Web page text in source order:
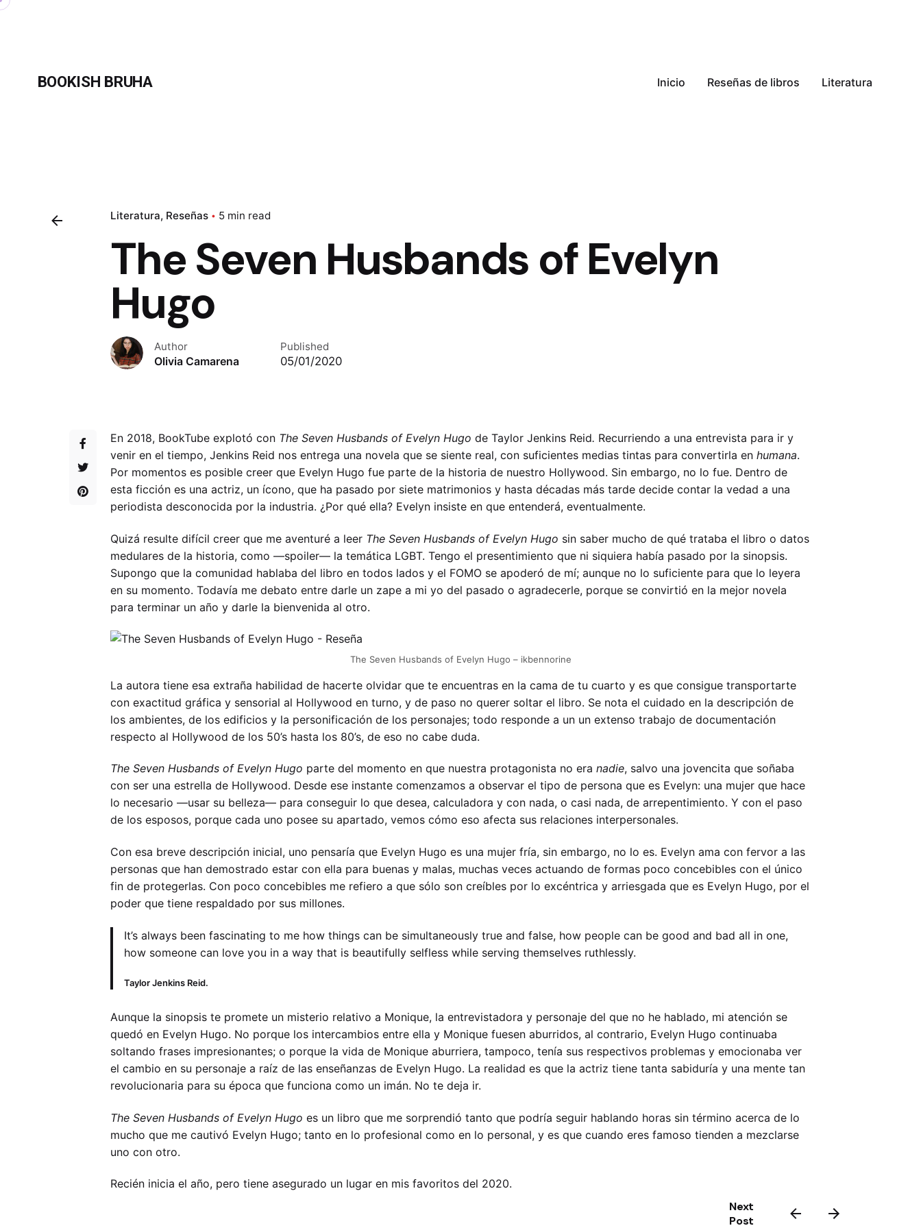
Skip
BOOKISH BRUHA Inicio Reseñas de libros Literatura
Literatura Reseñas 5 min read
The Seven Husbands of Evelyn
Hugo
Author
Olivia Camarena
Published
05/01/2020
En 2018, BookTube explotó con The Seven Husbands of Evelyn Hugode Taylor Jenkins Reid. Recurriendo a una entrevista para ir y
venir en el tiempo, Jenkins Reid nos entrega una novela que se siente real, con suficientes medias tintas para convertirla enhumana.
Por momentos es posible creer que Evelyn Hugo fue parte de la historia de nuestro Hollywood. Sin embargo, no lo fue. Dentro de
esta ficción es una actriz, un ícono, que ha pasado por siete matrimonios y hasta décadas más tarde decide contar la vedad a una
periodista desconocida por la industria. ¿Por qué ella? Evelyn insiste en que entenderá, eventualmente.
Quizá resulte difícil creer que me aventuré a leer The Seven Husbands of Evelyn Hugo sin saber mucho de qué trataba el libro o datos
medulares de la historia, como —spoiler— la temática LGBT. Tengo el presentimiento que ni siquiera había pasado por la sinopsis.
Supongo que la comunidad hablaba del libro en todos lados y el FOMO se apoderó de mí; aunque no lo suficiente para que lo leyera
en su momento. Todavía me debato entre darle un zape a mi yo del pasado o agradecerle, porque se convirtió en la mejor novela
para terminar un año y darle la bienvenida al otro.
The Seven Husbands of Evelyn Hugo – ikbennorine
La autora tiene esa extraña habilidad de hacerte olvidar que te encuentras en la cama de tu cuarto y es que consigue transportarte
con exactitud gráfica y sensorial al Hollywood en turno, y de paso no querer soltar el libro. Se nota el cuidado en la descripción de
los ambientes, de los edificios y la personificación de los personajes; todo responde a un un extenso trabajo de documentación
respecto al Hollywood de los 50’s hasta los 80’s, de eso no cabe duda.
The Seven Husbands of Evelyn Hugo parte del momento en que nuestra protagonista no eranadie, salvo una jovencita que soñaba
con ser una estrella de Hollywood. Desde ese instante comenzamos a observar el tipo de persona que es Evelyn: una mujer que hace
lo necesario —usar su belleza— para conseguir lo que desea, calculadora y con nada, o casi nada, de arrepentimiento. Y con el paso
de los esposos, porque cada uno posee su apartado, vemos cómo eso afecta sus relaciones interpersonales.
Con esa breve descripción inicial, uno pensaría que Evelyn Hugo es una mujer fría, sin embargo, no lo es. Evelyn ama con fervor a las
personas que han demostrado estar con ella para buenas y malas, muchas veces actuando de formas poco concebibles con el único
fin de protegerlas. Con poco concebibles me refiero a que sólo son creíbles por lo excéntrica y arriesgada que es Evelyn Hugo, por el
poder que tiene respaldado por sus millones.
It’s always been fascinating to me how things can be simultaneously true and false, how people can be good and bad all in one,
how someone can love you in a way that is beautifully selfless while serving themselves ruthlessly.
Taylor Jenkins Reid.
Aunque la sinopsis te promete un misterio relativo a Monique, la entrevistadora y personaje del que no he hablado, mi atención se
quedó en Evelyn Hugo. No porque los intercambios entre ella y Monique fuesen aburridos, al contrario, Evelyn Hugo continuaba
soltando frases impresionantes; o porque la vida de Monique aburriera, tampoco, tenía sus respectivos problemas y emocionaba ver
el cambio en su personaje a raíz de las enseñanzas de Evelyn Hugo. La realidad es que la actriz tiene tanta sabiduría y una mente tan
revolucionaria para su época que funciona como un imán. No te deja ir.
The Seven Husbands of Evelyn Hugo es un libro que me sorprendió tanto que podría seguir hablando horas sin término acerca de lo
mucho que me cautivó Evelyn Hugo; tanto en lo profesional como en lo personal, y es que cuando eres famoso tienden a mezclarse
uno con otro.
Recién inicia el año, pero tiene asegurado un lugar en mis favoritos del 2020.
Next
Post